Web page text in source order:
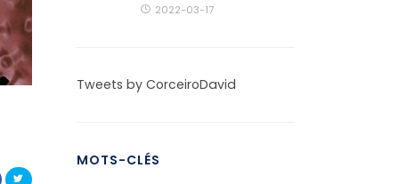
2022-03-17
Tweets by CorceiroDavid
MOTS-CLÉS